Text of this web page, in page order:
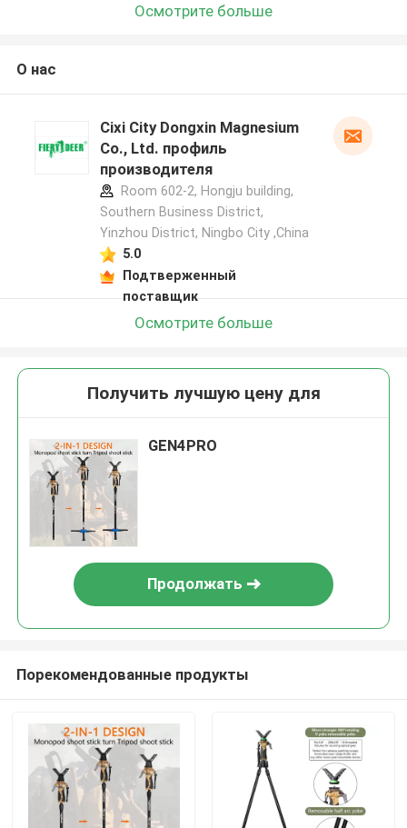
Осмотрите больше
О нас
Cixi City Dongxin Magnesium
Co., Ltd. профиль
производителя
Room 602-2, Hongju building,
Southern Business District,
Yinzhou District, Ningbo City ,China
5.0
Подтверженный
поставщик
Осмотрите больше
Получить лучшую цену для
GEN4PRO
Продолжать
Порекомендованные продукты